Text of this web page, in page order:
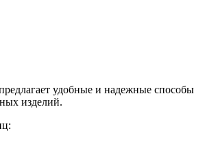
удобные и надежные способы
изделий.